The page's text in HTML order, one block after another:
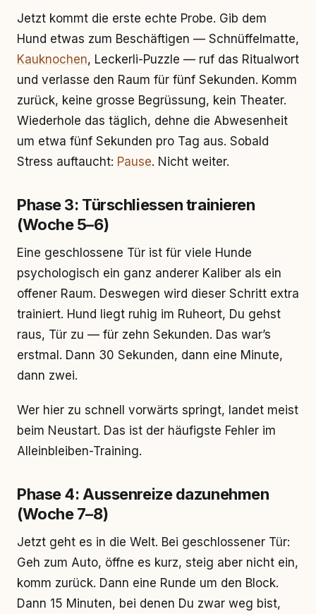
Jetzt kommt die erste echte Probe. Gib dem
Hund etwas zum Beschäftigen — Schnüffelmatte,
Kauknochen, Leckerli-Puzzle — ruf das Ritualwort
und verlasse den Raum für fünf Sekunden. Komm
zurück, keine grosse Begrüssung, kein Theater.
Wiederhole das täglich, dehne die Abwesenheit
um etwa fünf Sekunden pro Tag aus. Sobald
Stress auftaucht: Pause. Nicht weiter.
Phase 3: Türschliessen trainieren
(Woche 5–6)
Eine geschlossene Tür ist für viele Hunde
psychologisch ein ganz anderer Kaliber als ein
offener Raum. Deswegen wird dieser Schritt extra
trainiert. Hund liegt ruhig im Ruheort, Du gehst
raus, Tür zu — für zehn Sekunden. Das war’s
erstmal. Dann 30 Sekunden, dann eine Minute,
dann zwei.
Wer hier zu schnell vorwärts springt, landet meist
beim Neustart. Das ist der häufigste Fehler im
Alleinbleiben-Training.
Phase 4: Aussenreize dazunehmen
(Woche 7–8)
Jetzt geht es in die Welt. Bei geschlossener Tür:
Geh zum Auto, öffne es kurz, steig aber nicht ein,
komm zurück. Dann eine Runde um den Block.
Dann 15 Minuten, bei denen Du zwar weg bist,